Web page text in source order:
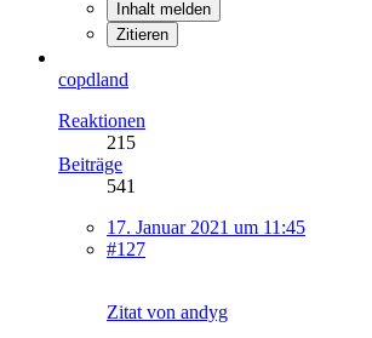
Inhalt melden
Zitieren
copdland
Reaktionen
215
Beiträge
541
17. Januar 2021 um 11:45
#127
Zitat von andyg